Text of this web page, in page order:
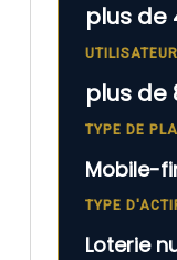
plus de
plus de
TYPE DE
Mobile-
TYPE
Loterie